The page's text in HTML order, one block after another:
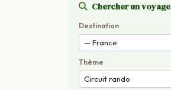
Chercher un voyage
Destination
Thème